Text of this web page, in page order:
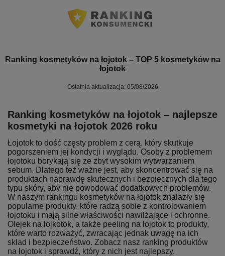
Ranking kosmetyków na łojotok – TOP 5 kosmetyków na
łojotok
Ostatnia aktualizacja: 05/08/2026
Ranking kosmetyków na łojotok – najlepsze
kosmetyki na łojotok 2026 roku
Łojotok to dość częsty problem z cerą, który skutkuje
pogorszeniem jej kondycji i wyglądu. Osoby z problemem
łojotoku borykają się ze zbyt wysokim wytwarzaniem
sebum. Dlatego też ważne jest, aby skoncentrować się na
produktach naprawdę skutecznych i bezpiecznych dla tego
typu skóry, aby nie powodować dodatkowych problemów.
W naszym rankingu kosmetyków na łojotok znalazły się
popularne produkty, które radzą sobie z kontrolowaniem
łojotoku i mają silne właściwości nawilżające i ochronne.
Olejek na łojkotok, a także peeling na łojotok to produkty,
które warto rozważyć, zwracając jednak uwagę na ich
skład i bezpieczeństwo. Zobacz nasz ranking produktów
na łojotok i sprawdź, który z nich jest najlepszy.